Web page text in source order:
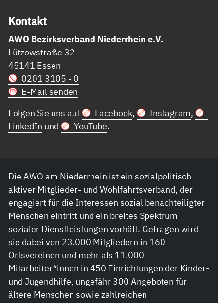
Kon­takt
AWO Bezirksverband Niederrhein e.V.
Lützowstraße 32
45141 Essen
0201 3105 - 0
E-Mail senden
Folgen Sie uns auf
Facebook, Instagram,
LinkedIn und YouTube.
Die AWO am Niederrhein ist ein sozialpolitisch
aktiver Mitglieder- und Wohlfahrtsverband, der
engagiert für die Interessen sozial benachteiligter
Menschen eintritt und ein breites Spektrum
sozialer Dienstleistungen vorhält. Getragen wird
sie dabei von 23.000 Mitgliedern in 160
Ortsvereinen und mehr als 11.000
Mitarbeiter*innen in 450 Einrichtungen der Kinder-
und Jugendhilfe, ungefähr 300 Angeboten für
ältere Menschen sowie zahlreichen